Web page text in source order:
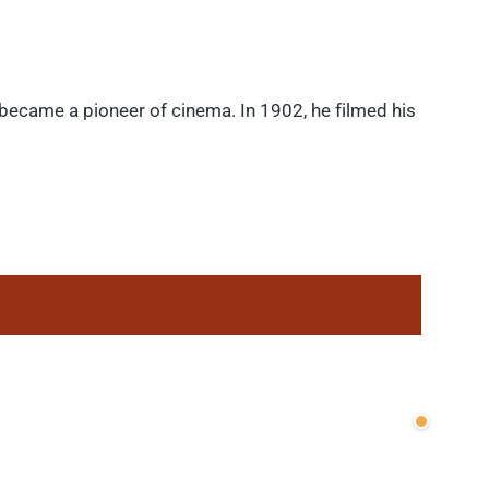
a pioneer of cinema. In 1902, he filmed his
Wenige